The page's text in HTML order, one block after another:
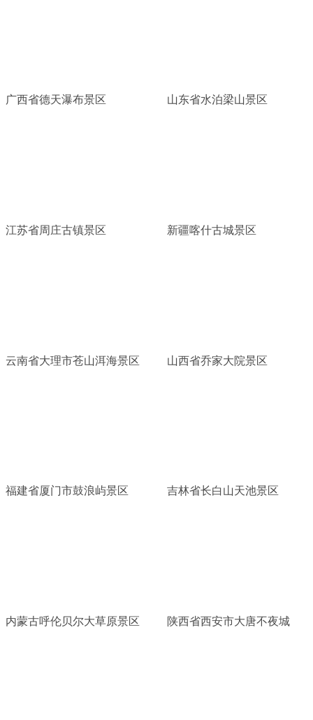
广西省德天瀑布景区 山东省水泊梁山景区
江苏省周庄古镇景区 新疆喀什古城景区
云南省大理市苍山洱海景区 山西省乔家大院景区
福建省厦门市鼓浪屿景区 吉林省长白山天池景区
内蒙古呼伦贝尔大草原景区 陕西省西安市大唐不夜城